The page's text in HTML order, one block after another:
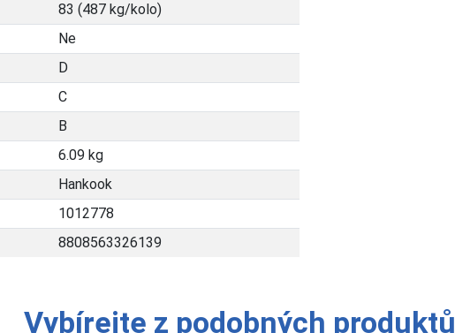
83 (487 kg/kolo)
Ne
D
C
B
6.09 kg
Hankook
1012778
8808563326139
Vybírejte z podobných produktů